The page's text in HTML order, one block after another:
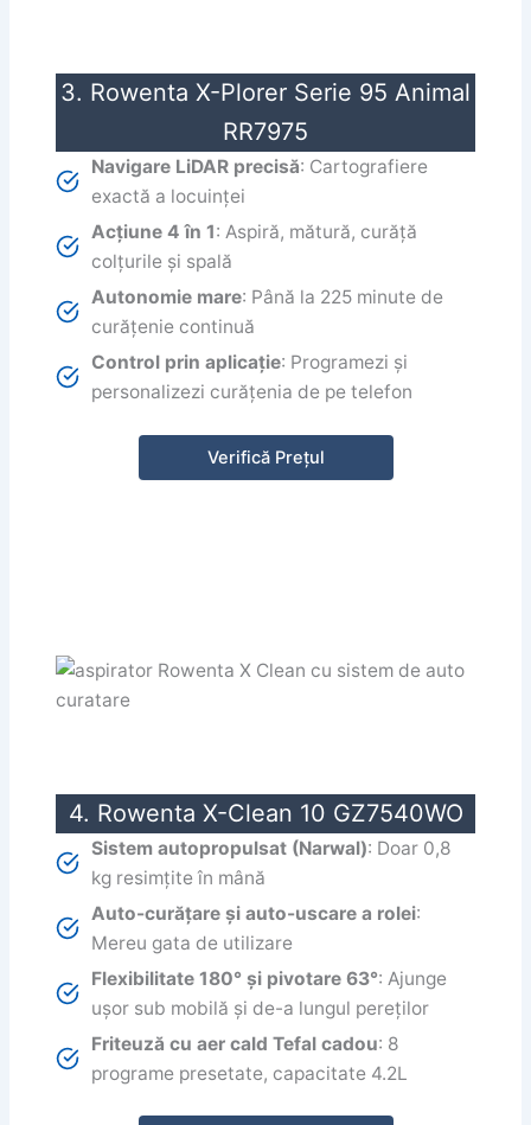
3. Rowenta X-Plorer Serie 95 Animal
RR7975
Navigare LiDAR precisă: Cartografiere
exactă a locuinței
Acțiune 4 în 1: Aspiră, mătură, curăță
colțurile și spală
Autonomie mare: Până la 225 minute de
curățenie continuă
Control prin aplicație: Programezi și
personalizezi curățenia de pe telefon
Verifică Prețul
4. Rowenta X-Clean 10 GZ7540WO
Sistem autopropulsat (Narwal): Doar 0,8
kg resimțite în mână
Auto-curățare și auto-uscare a rolei:
Mereu gata de utilizare
Flexibilitate 180° și pivotare 63°: Ajunge
ușor sub mobilă și de-a lungul pereților
Friteuză cu aer cald Tefal cadou: 8
programe presetate, capacitate 4.2L